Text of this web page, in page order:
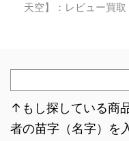
天空】：レビュー買取
↑もし探している商
者の苗字（名字）を